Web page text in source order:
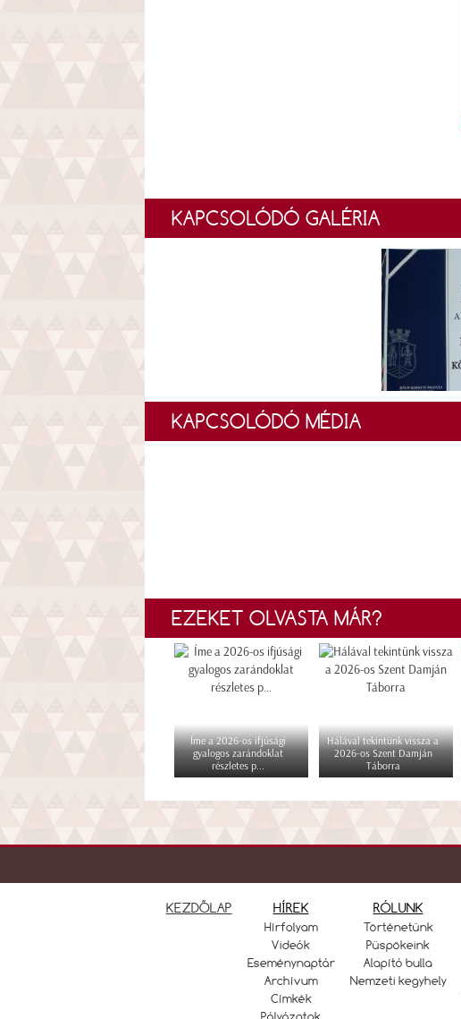
KAPCSOLÓDÓ GALÉRIA
KAPCSOLÓDÓ MÉDIA
EZEKET OLVASTA MÁR?
Íme a 2026-os ifjúsági
gyalogos zarándoklat
részletes p...
Hálával tekintünk vissza a
2026-os Szent Damján
Táborra
KEZDŐLAP HÍREK
Hírfolyam
Videók
Eseménynaptár
Archívum
Címkék
Pályázatok
RÓLUNK
Történetünk
Püspökeink
Alapító bulla
Nemzeti kegyhely